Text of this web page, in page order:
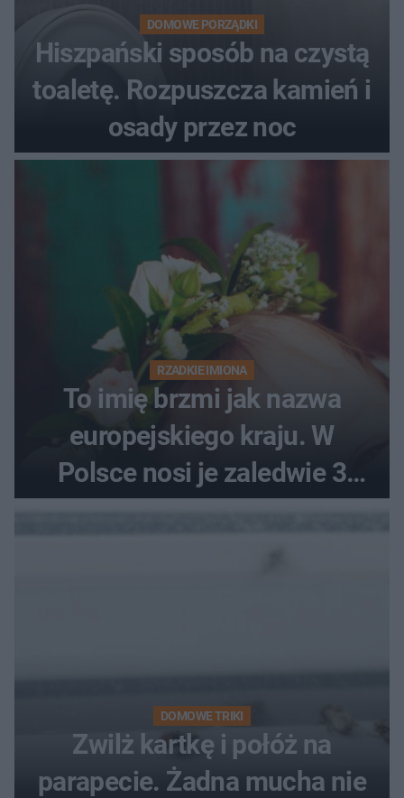
DOMOWE PORZĄDKI
Hiszpański sposób na czystą
toaletę. Rozpuszcza kamień i
osady przez noc
RZADKIE IMIONA
To imię brzmi jak nazwa
europejskiego kraju. W
Polsce nosi je zaledwie 3
kobiety
DOMOWE TRIKI
Zwilż kartkę i połóż na
parapecie. Żadna mucha nie